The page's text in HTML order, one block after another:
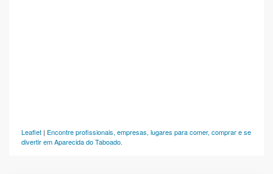
Leaflet | Encontre profissionais, empresas, lugares para comer, comprar e se
divertir em Aparecida do Taboado.